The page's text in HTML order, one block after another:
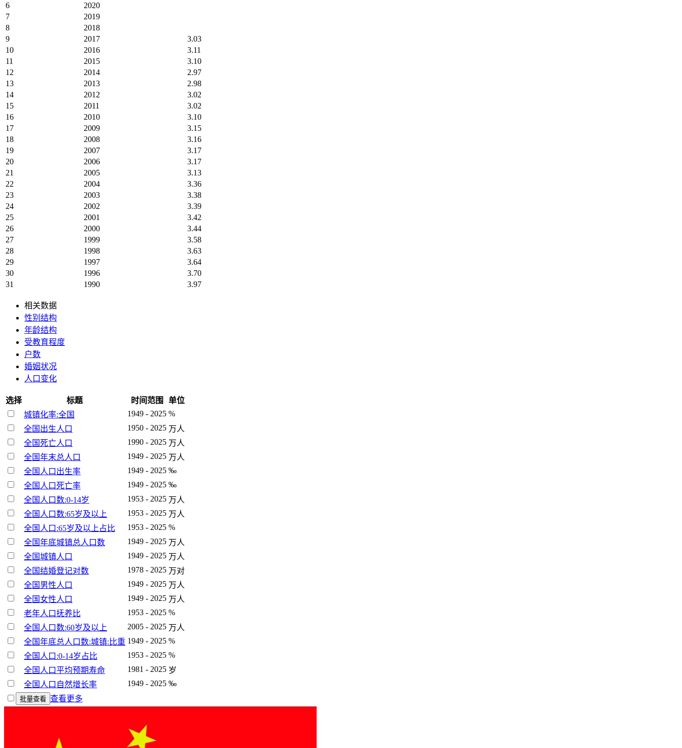
6
2020
7
2019
8
2018
9
2017
3.03
10
2016
3.11
11
2015
3.10
12
2014
2.97
13
2013
2.98
14
2012
3.02
15
2011
3.02
16
2010
3.10
17
2009
3.15
18
2008
3.16
19
2007
3.17
20
2006
3.17
21
2005
3.13
22
2004
3.36
23
2003
3.38
24
2002
3.39
25
2001
3.42
26
2000
3.44
27
1999
3.58
28
1998
3.63
29
1997
3.64
30
1996
3.70
31
1990 3.97
相关数据
性别结构
年龄结构
受教育程度
户数
婚姻状况
人口变化
选择 标题 时间范围
单位
城镇化率:全国
1949 - 2025 %
全国出生人口
1950 - 2025 万人
全国死亡人口
1990 - 2025 万人
全国年末总人口
1949 - 2025 万人
全国人口出生率
1949 - 2025 ‰
全国人口死亡率
1949 - 2025 ‰
全国人口数:0-14岁
1953 - 2025 万人
全国人口数:65岁及以上
1953 - 2025 万人
全国人口:65岁及以上占比
1953 - 2025 %
全国年底城镇总人口数
1949 - 2025 万人
全国城镇人口
1949 - 2025 万人
全国结婚登记对数
1978 - 2025 万对
全国男性人口
1949 - 2025 万人
全国女性人口
1949 - 2025 万人
老年人口抚养比
1953 - 2025 %
全国人口数:60岁及以上
2005 - 2025 万人
全国年底总人口数:城镇:比重 1949 - 2025 %
全国人口:0-14岁占比
1953 - 2025 %
全国人口平均预期寿命
1981 - 2025 岁
全国人口自然增长率
1949 - 2025 ‰
批量查看 查看更多